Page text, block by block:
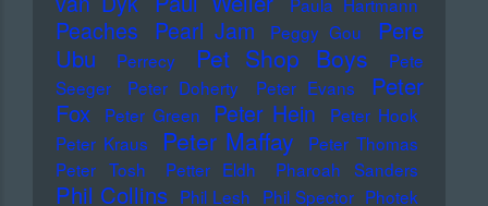
Paula Hartmann
Peaches Pearl Jam Peggy Gou
Pere
Ubu
Perrecy Pet Shop Boys
Pete
Seeger
Peter Doherty Peter Evans
Peter
Fox
Peter Green Peter Hein
Peter Hook
Peter Kraus
Peter Maffay
Peter Thomas
Peter Tosh
Petter Eldh Pharoah Sanders
Phil Collins Phil Lesh Phil Spector Photek